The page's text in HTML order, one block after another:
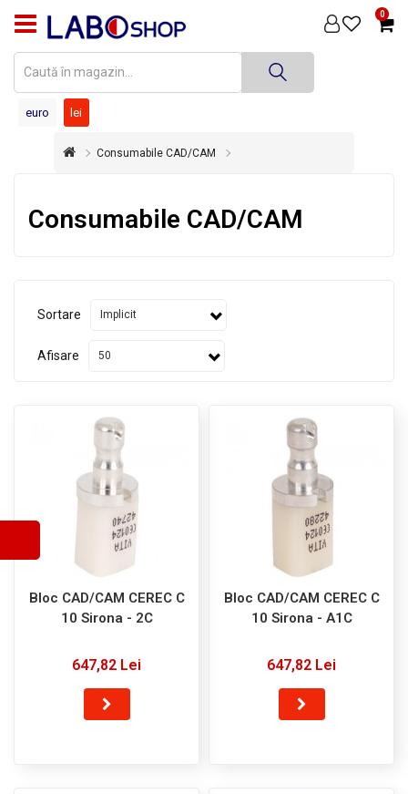
0
PRODUSE
DENTARĂ
DENTARĂ
STERILIZARE
ÎNCHIRIERI
euro lei
Consumabile CAD/CAM
Consumabile CAD/CAM
Sortare
Afisare
Bloc CAD/CAM CEREC C
10 Sirona - 2C
647,82 Lei
Bloc CAD/CAM CEREC C
10 Sirona - A1C
647,82 Lei